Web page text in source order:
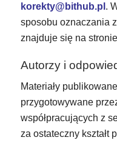
korekty@bithub.pl .
sposobu oznaczania
znajduje się na stronie
Autorzy i
Materiały
przygotowywane
współpracujących z
za ostateczny kształt